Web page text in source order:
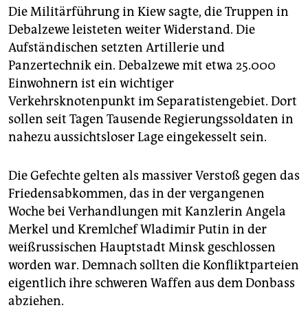
Die Militärführung in Kiew sagte, die Truppen in
Debalzewe leisteten weiter Widerstand. Die
Aufständischen setzten Artillerie und
Panzertechnik ein. Debalzewe mit etwa 25.000
Einwohnern ist ein wichtiger
Verkehrsknotenpunkt im Separatistengebiet. Dort
sollen seit Tagen Tausende Regierungssoldaten in
nahezu aussichtsloser Lage eingekesselt sein.
Die Gefechte gelten als massiver Verstoß gegen das
Friedensabkommen, das in der vergangenen
Woche bei Verhandlungen mit Kanzlerin Angela
Merkel und Kremlchef Wladimir Putin in der
weißrussischen Hauptstadt Minsk geschlossen
worden war. Demnach sollten die Konfliktparteien
eigentlich ihre schweren Waffen aus dem Donbass
abziehen.